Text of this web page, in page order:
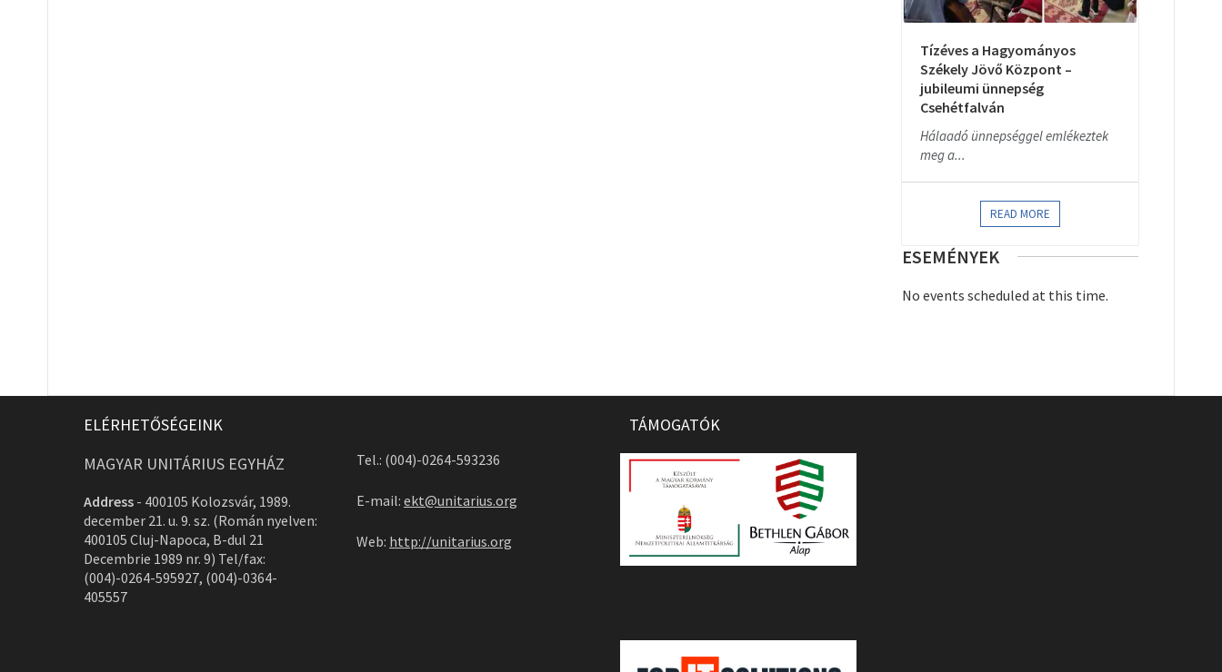
Tízéves a Hagyományos
Székely Jövő Központ –
jubileumi ünnepség
Csehétfalván
Hálaadó ünnepséggel emlékeztek
meg a...
READ MORE
ESEMÉNYEK
No events scheduled at this time.
ELÉRHETŐSÉGEINK
MAGYAR UNITÁRIUS EGYHÁZ
Address - 400105 Kolozsvár, 1989.
december 21. u. 9. sz. (Román nyelven:
400105 Cluj-Napoca, B-dul 21
Decembrie 1989 nr. 9) Tel/fax:
(004)-0264-595927, (004)-0364-
405557
Tel.: (004)-0264-593236
E-mail: ekt@unitarius.org
Web: http://unitarius.org
TÁMOGATÓK